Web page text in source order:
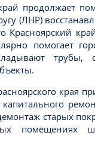
продолжает
(ЛНР)
Красноярский
помогает
трубы,
края
старых
помещениях